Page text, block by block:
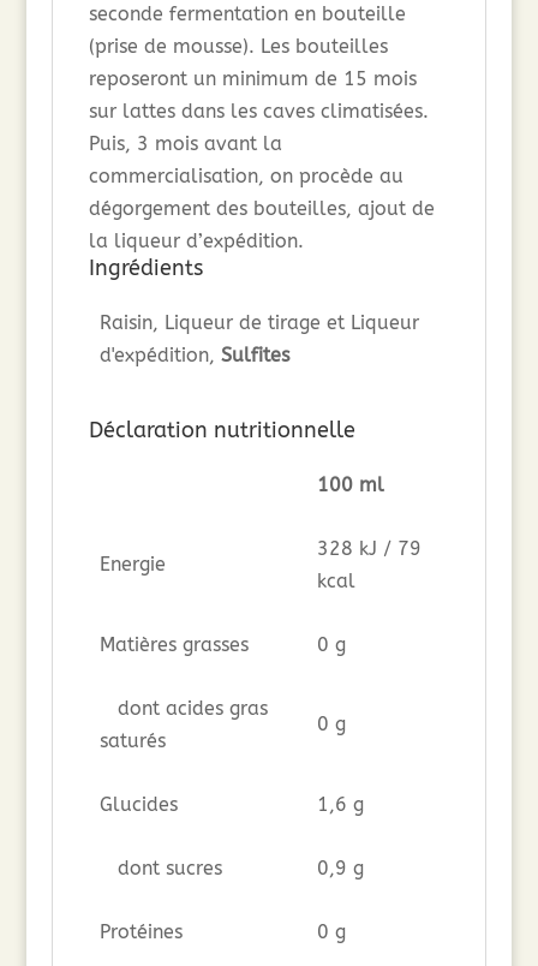
seconde fermentation en bouteille
(prise de mousse). Les bouteilles
reposeront un minimum de 15 mois
sur lattes dans les caves climatisées.
Puis, 3 mois avant la
commercialisation, on procède au
dégorgement des bouteilles, ajout de
la liqueur d’expédition.
Ingrédients
Raisin, Liqueur de tirage et Liqueur
d'expédition, Sulfites
Déclaration nutritionnelle
100 ml
Energie
328 kJ / 79
kcal
Matières grasses 0 g
dont acides gras
saturés
0 g
Glucides 1,6 g
dont sucres 0,9 g
Protéines 0 g